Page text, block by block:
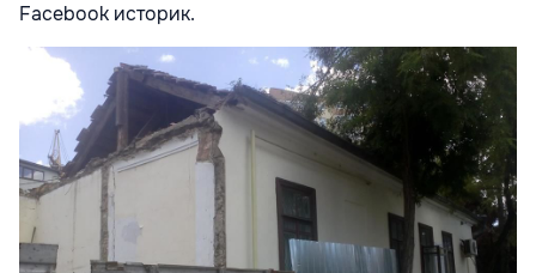
Facebook историк.